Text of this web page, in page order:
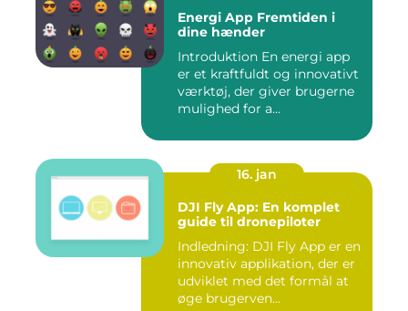
Energi App Fremtiden i
dine hænder
Introduktion En energi app
er et kraftfuldt og innovativt
værktøj, der giver brugerne
mulighed for a...
16. jan
DJI Fly App: En komplet
guide til dronepiloter
Indledning: DJI Fly App er en
innovativ applikation, der er
udviklet med det formål at
øge brugerven...